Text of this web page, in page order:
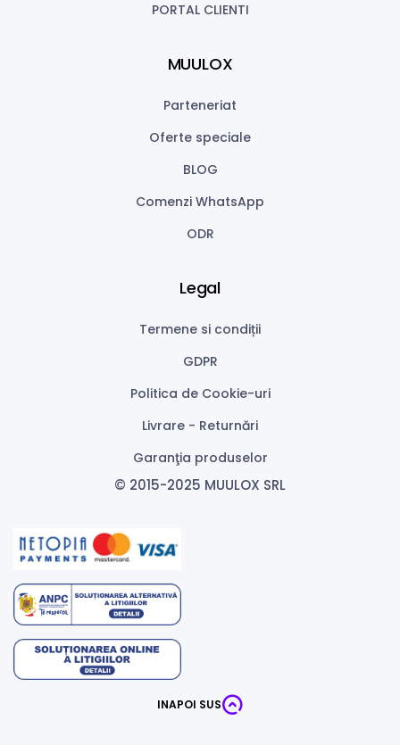
PORTAL CLIENTI
MUULOX
Parteneriat
Oferte speciale
BLOG
Comenzi WhatsApp
ODR
Legal
Termene si condiții
GDPR
Politica de Cookie-uri
Livrare - Returnări
Garanţia produselor
© 2015-2025 MUULOX SRL
INAPOI SUS